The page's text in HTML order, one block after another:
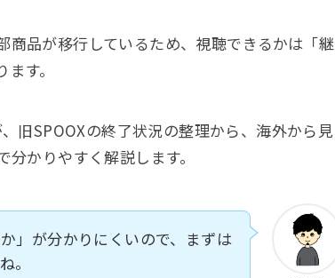
品が移行しているため、視聴できるかは「継
す。
旧SPOOXの終了状況の整理から、海外から見
かりやすく解説します。
」が分かりにくいので、まずは
。